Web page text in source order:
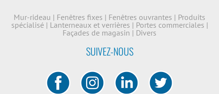
Mur-rideau | Fenêtres fixes | Fenêtres ouvrantes | Produits
spécialisé | Lanterneaux et verrières | Portes commerciales |
Façades de magasin | Divers
SUIVEZ-NOUS